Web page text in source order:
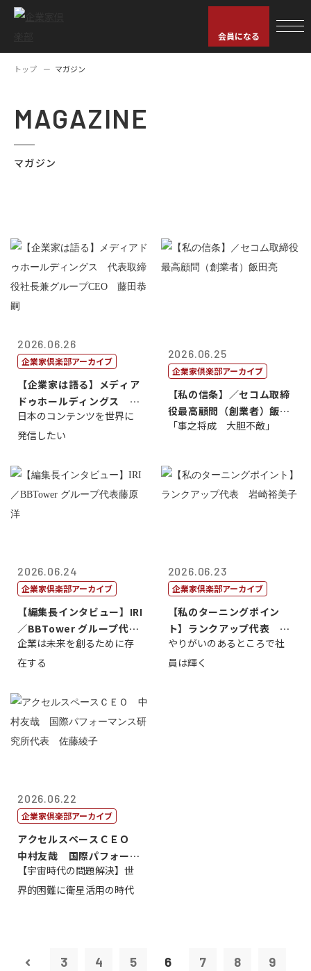
会員になる
トップ マガジン
MAGAZINE
マガジン
2026.06.26
企業家倶楽部アーカイブ
【企業家は語る】メディア
ドゥホールディングス 代
表取締役社長...
日本のコンテンツを世界に
発信したい
2026.06.25
企業家倶楽部アーカイブ
【私の信条】／セコム取締
役最高顧問（創業者）飯田
亮
「事之将成 大胆不敵」
2026.06.24
企業家倶楽部アーカイブ
【編集長インタビュー】IRI
／BBTower グループ代表
藤...
企業は未来を創るために存
在する
2026.06.23
企業家倶楽部アーカイブ
【私のターニングポイン
ト】ランクアップ代表 岩
崎裕美子
やりがいのあるところで社
員は輝く
2026.06.22
企業家倶楽部アーカイブ
アクセルスペースＣＥＯ
中村友哉 国際パフォーマ
ンス研究所代...
【宇宙時代の問題解決】世
界的困難に衛星活用の時代
3 4 5 6 7 8 9